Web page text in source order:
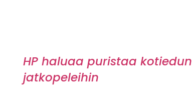
HP haluaa puristaa kotiedun
jatkopeleihin